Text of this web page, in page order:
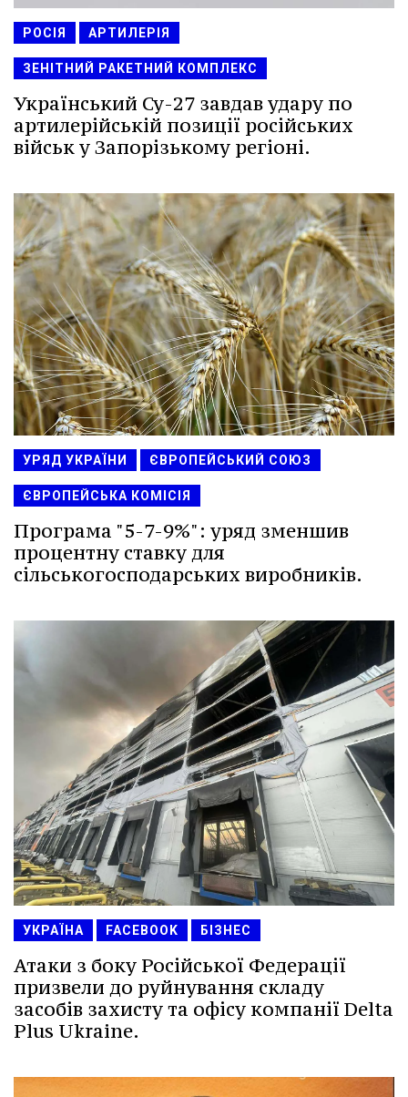
РОСІЯ АРТИЛЕРІЯ
ЗЕНІТНИЙ РАКЕТНИЙ КОМПЛЕКС
Український Су-27 завдав удару по
артилерійській позиції російських
військ у Запорізькому регіоні.
УРЯД УКРАЇНИ ЄВРОПЕЙСЬКИЙ СОЮЗ
ЄВРОПЕЙСЬКА КОМІСІЯ
Програма "5-7-9%": уряд зменшив
процентну ставку для
сільськогосподарських виробників.
УКРАЇНА FACEBOOK БІЗНЕС
Атаки з боку Російської Федерації
призвели до руйнування складу
засобів захисту та офісу компанії Delta
Plus Ukraine.